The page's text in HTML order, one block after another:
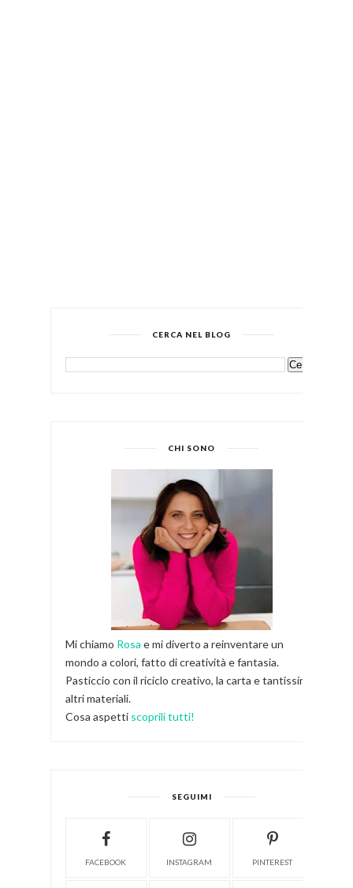
CERCA NEL BLOG
CHI SONO
Mi chiamo Rosa e mi diverto a reinventare un
mondo a colori, fatto di creatività e fantasia.
Pasticcio con il riciclo creativo, la carta e tantissimi
altri materiali.
Cosa aspetti scoprili tutti!
SEGUIMI
FACEBOOK INSTAGRAM PINTEREST